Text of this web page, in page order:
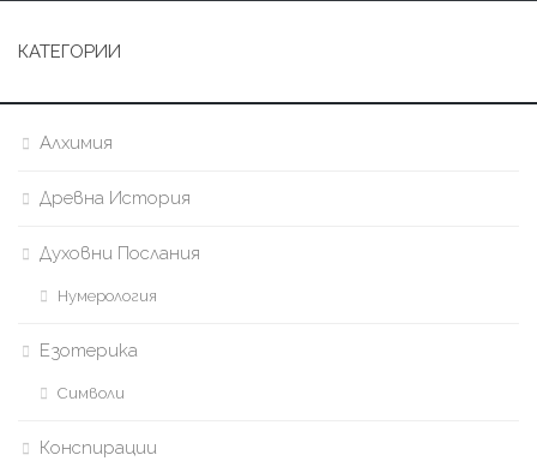
КАТЕГОРИИ
Алхимия
Древна История
Духовни Послания
Нумерология
Езотерика
Символи
Конспирации